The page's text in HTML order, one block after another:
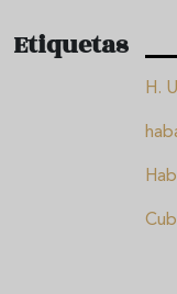
Etiquetas
H.